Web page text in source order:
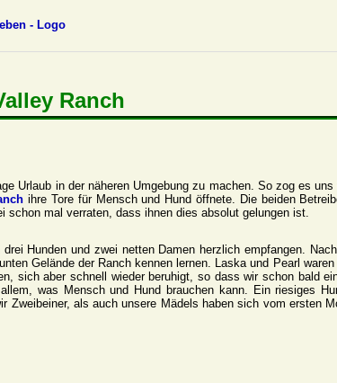
Ranch
Urlaub in der näheren Umgebung zu machen. So zog es
ihre Tore für Mensch und Hund öffnete. Die beiden
mal verraten, dass ihnen dies absolut gelungen ist.
Hunden und zwei netten Damen herzlich empfangen.
Gelände der Ranch kennen lernen. Laska und Pearl
sich aber schnell wieder beruhigt, so dass wir schon bald
was Mensch und Hund brauchen kann. Ein riesiges
Zweibeiner, als auch unsere Mädels haben sich vom ersten